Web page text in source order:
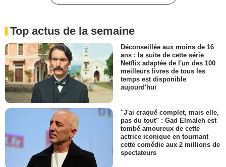
Top actus de la semaine
Déconseillée aux moins de 16
ans : la suite de cette série
Netflix adaptée de l'un des 100
meilleurs livres de tous les
temps est disponible
aujourd'hui
"J'ai craqué complet, mais elle,
pas du tout" : Gad Elmaleh est
tombé amoureux de cette
actrice iconique en tournant
cette comédie aux 2 millions de
spectateurs